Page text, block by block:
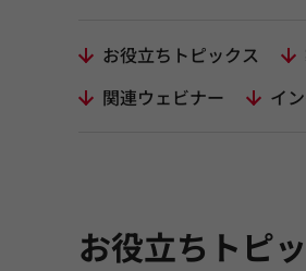
お役立ちトピックス
関連ウェビナー
イ
お役立ちトピ